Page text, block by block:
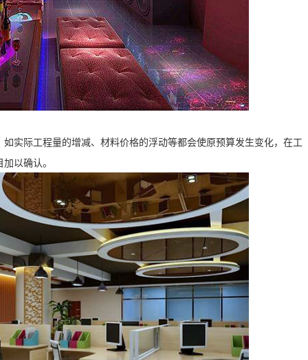
实际工程量的增减、材料价格的浮动等都会使原预算发生变化，在工
以确认。